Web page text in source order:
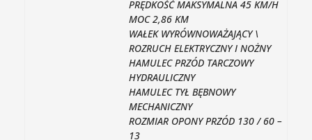
PRĘDKOŚĆ MAKSYMALNA 45 KM/H
MOC 2,86 KM
WAŁEK WYRÓWNOWAŻAJĄCY \
ROZRUCH ELEKTRYCZNY I NOŻNY
HAMULEC PRZÓD TARCZOWY
HYDRAULICZNY
HAMULEC TYŁ BĘBNOWY
MECHANICZNY
ROZMIAR OPONY PRZÓD 130 / 60 –
13